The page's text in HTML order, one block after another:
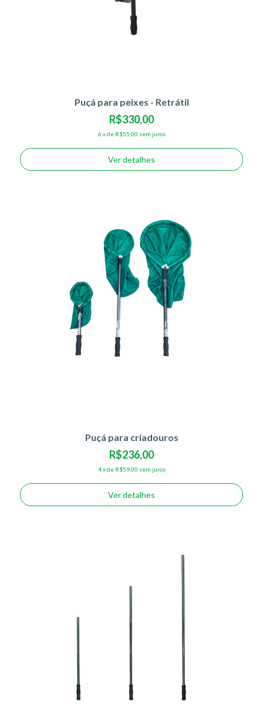
Puçá para peixes - Retrátil
R$330,00
6 xde R$55,00 sem juros
Ver detalhes
Puçá para criadouros
R$236,00
4 xde R$59,00 sem juros
Ver detalhes